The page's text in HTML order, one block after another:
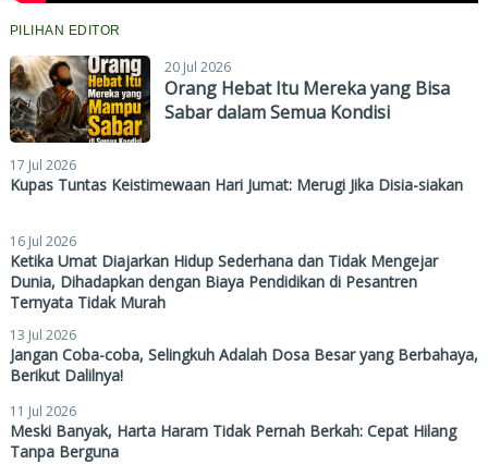
PILIHAN EDITOR
20 Jul 2026
Orang Hebat Itu Mereka yang Bisa
Sabar dalam Semua Kondisi
17 Jul 2026
Kupas Tuntas Keistimewaan Hari Jumat: Merugi Jika Disia-siakan
16 Jul 2026
Ketika Umat Diajarkan Hidup Sederhana dan Tidak Mengejar
Dunia, Dihadapkan dengan Biaya Pendidikan di Pesantren
Ternyata Tidak Murah
13 Jul 2026
Jangan Coba-coba, Selingkuh Adalah Dosa Besar yang Berbahaya,
Berikut Dalilnya!
11 Jul 2026
Meski Banyak, Harta Haram Tidak Pernah Berkah: Cepat Hilang
Tanpa Berguna